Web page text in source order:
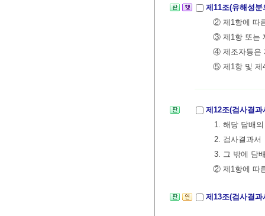
제11조(유해성
② 제1항에 따
③ 제1항 또는
④ 제조자등은
⑤ 제1항 및 제
제12조(검사결
1. 해당 담배
2. 검사결과서
3. 그 밖에 담
② 제1항에 따
제13조(검사결